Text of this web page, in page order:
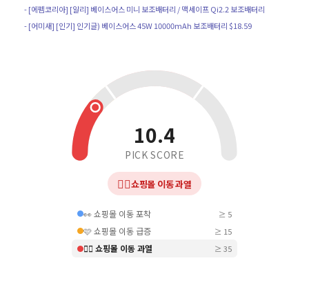
- [에펨코리아] [알리] 베이스어스 미니 보조배터리 / 맥세이프 Qi2.2 보조배터리
- [어미새] [인기] 인기글) 베이스어스 45W 10000mAh 보조배터리 $18.59
10.4
PICK SCORE
❤️‍🔥쇼핑몰 이동 과열
👀 쇼핑몰 이동 포착 ≥ 5
🩷 쇼핑몰 이동 급증 ≥ 15
❤️‍🔥 쇼핑몰 이동 과열 ≥ 35